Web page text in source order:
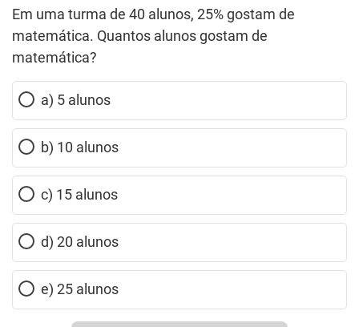
Em uma turma de 40 alunos, 25% gostam de
matemática. Quantos alunos gostam de
matemática?
a) 5 alunos
b) 10 alunos
c) 15 alunos
d) 20 alunos
e) 25 alunos